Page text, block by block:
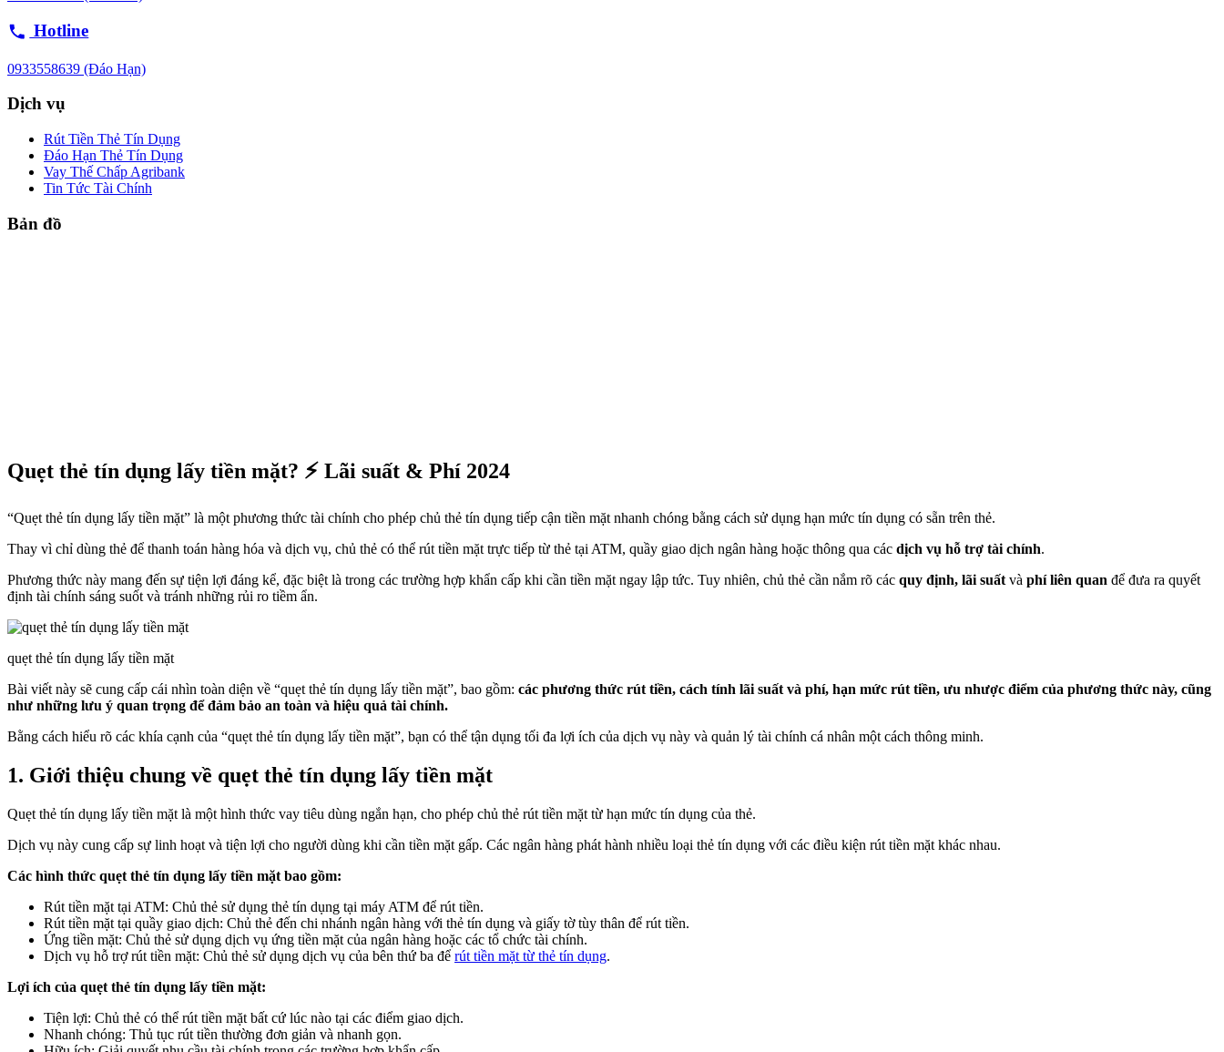
Hotline
0933558639 (Đáo Hạn)
Dịch vụ
Rút Tiền Thẻ Tín Dụng
Đáo Hạn Thẻ Tín Dụng
Vay Thế Chấp Agribank
Tin Tức Tài Chính
Bản đồ
Quẹt thẻ tín dụng lấy tiền mặt? ⚡️ Lãi suất & Phí 2024
“Quẹt thẻ tín dụng lấy tiền mặt” là một phương thức tài chính cho phép chủ thẻ tín dụng tiếp cận tiền mặt nhanh chóng bằng cách sử dụng hạn mức tín dụng có sẵn trên thẻ.
Thay vì chỉ dùng thẻ để thanh toán hàng hóa và dịch vụ, chủ thẻ có thể rút tiền mặt trực tiếp từ thẻ tại ATM, quầy giao dịch ngân hàng hoặc thông qua các dịch vụ hỗ trợ tài chính.
Phương thức này mang đến sự tiện lợi đáng kể, đặc biệt là trong các trường hợp khẩn cấp khi cần tiền mặt ngay lập tức. Tuy nhiên, chủ thẻ cần nắm rõ các quy định, lãi suất và phí liên quan để đưa ra quyết
định tài chính sáng suốt và tránh những rủi ro tiềm ẩn.
quẹt thẻ tín dụng lấy tiền mặt
Bài viết này sẽ cung cấp cái nhìn toàn diện về “quẹt thẻ tín dụng lấy tiền mặt”, bao gồm: các phương thức rút tiền, cách tính lãi suất và phí, hạn mức rút tiền, ưu nhược điểm của phương thức này, cũng
như những lưu ý quan trọng để đảm bảo an toàn và hiệu quả tài chính.
Bằng cách hiểu rõ các khía cạnh của “quẹt thẻ tín dụng lấy tiền mặt”, bạn có thể tận dụng tối đa lợi ích của dịch vụ này và quản lý tài chính cá nhân một cách thông minh.
1. Giới thiệu chung về quẹt thẻ tín dụng lấy tiền mặt
Quẹt thẻ tín dụng lấy tiền mặt là một hình thức vay tiêu dùng ngắn hạn, cho phép chủ thẻ rút tiền mặt từ hạn mức tín dụng của thẻ.
Dịch vụ này cung cấp sự linh hoạt và tiện lợi cho người dùng khi cần tiền mặt gấp. Các ngân hàng phát hành nhiều loại thẻ tín dụng với các điều kiện rút tiền mặt khác nhau.
Các hình thức quẹt thẻ tín dụng lấy tiền mặt bao gồm:
Rút tiền mặt tại ATM: Chủ thẻ sử dụng thẻ tín dụng tại máy ATM để rút tiền.
Rút tiền mặt tại quầy giao dịch: Chủ thẻ đến chi nhánh ngân hàng với thẻ tín dụng và giấy tờ tùy thân để rút tiền.
Ứng tiền mặt: Chủ thẻ sử dụng dịch vụ ứng tiền mặt của ngân hàng hoặc các tổ chức tài chính.
Dịch vụ hỗ trợ rút tiền mặt: Chủ thẻ sử dụng dịch vụ của bên thứ ba để rút tiền mặt từ thẻ tín dụng.
Lợi ích của quẹt thẻ tín dụng lấy tiền mặt:
Tiện lợi: Chủ thẻ có thể rút tiền mặt bất cứ lúc nào tại các điểm giao dịch.
Nhanh chóng: Thủ tục rút tiền thường đơn giản và nhanh gọn.